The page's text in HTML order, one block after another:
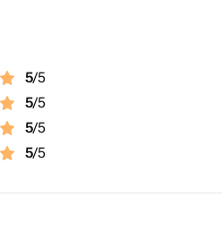
5/5
5/5
5/5
5/5